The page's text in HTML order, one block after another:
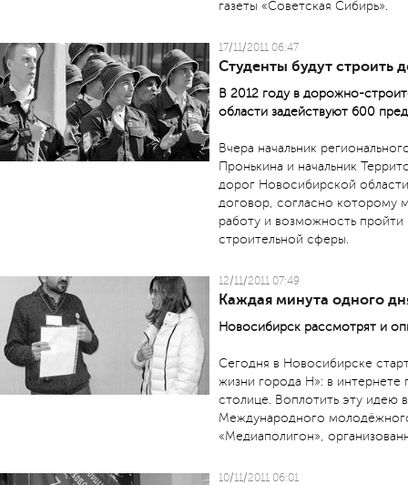
газеты «Советская Сибирь».
17/11/2011 06:47
Студенты будут строить
В 2012 году в дорожно-
области задействуют 600
Вчера начальник
Пронькина и начальник
дорог Новосибирской
договор, согласно которому
работу и возможность
строительной сферы.
12/11/2011 07:49
Каждая минута одного
Новосибирск рассмотрят и
Сегодня в Новосибирске
жизни города Н»: в интернете
столице. Воплотить эту идею
Международного
«Медиаполигон»,
10/11/2011 06:01